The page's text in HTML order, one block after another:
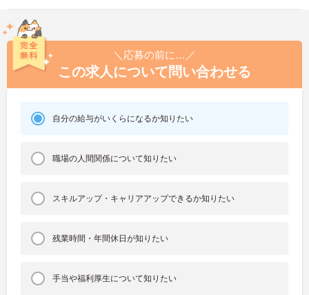
＼応募の前に…／
この求人について問い合わせる
自分の給与がいくらになるか知りたい
職場の人間関係について知りたい
スキルアップ・キャリアアップできるか知りたい
残業時間・年間休日が知りたい
手当や福利厚生について知りたい